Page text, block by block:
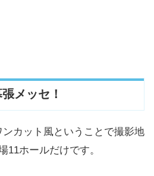
メッセ！
カット風ということで撮影地
11ホールだけです。